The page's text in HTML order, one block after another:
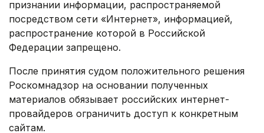
признании информации, распространяемой
посредством сети «Интернет», информацией,
распространение которой в Российской
Федерации запрещено.
После принятия судом положительного решения
Роскомнадзор на основании полученных
материалов обязывает российских интернет-
провайдеров ограничить доступ к конкретным
сайтам.